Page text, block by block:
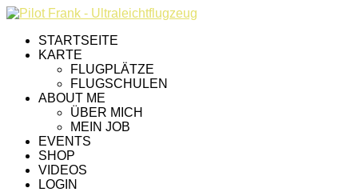
STARTSEITE
KARTE
FLUGPLÄTZE
FLUGSCHULEN
ABOUT ME
ÜBER MICH
MEIN JOB
EVENTS
SHOP
VIDEOS
LOGIN